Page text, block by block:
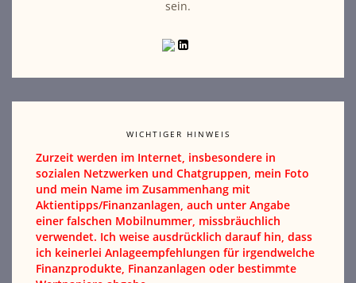
sein.
WICHTIGER HINWEIS
Zurzeit werden im Internet, insbesondere in
sozialen Netzwerken und Chatgruppen, mein Foto
und mein Name im Zusammenhang mit
Aktientipps/Finanzanlagen, auch unter Angabe
einer falschen Mobilnummer, missbräuchlich
verwendet. Ich weise ausdrücklich darauf hin, dass
ich keinerlei Anlageempfehlungen für irgendwelche
Finanzprodukte, Finanzanlagen oder bestimmte